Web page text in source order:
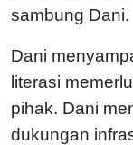
sambung Dani.
Dani
literasi
pihak. Dani
dukungan